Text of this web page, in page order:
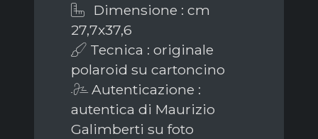
Dimensione : cm
27,7x37,6
Tecnica : originale
polaroid su cartoncino
Autenticazione :
autentica di Maurizio
Galimberti su foto